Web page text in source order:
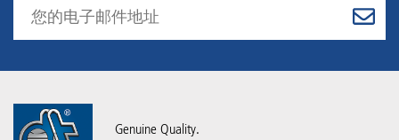
Genuine Quality.